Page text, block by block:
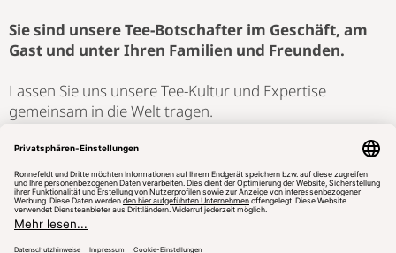
Sie sind unsere Tee-Botschafter im Geschäft, am
Gast und unter Ihren Familien und Freunden.
Lassen Sie uns unsere Tee-Kultur und Expertise
gemeinsam in die Welt tragen.
Ihr Bernhard-Maria Lotz